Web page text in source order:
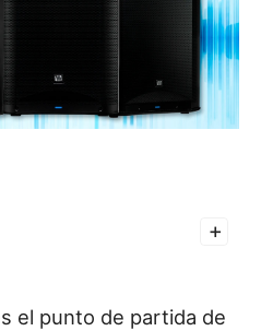
+
el punto de partida de